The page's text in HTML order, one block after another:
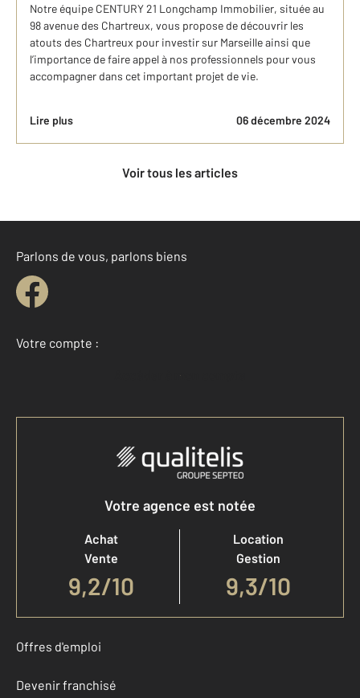
Notre équipe CENTURY 21 Longchamp Immobilier, située au
98 avenue des Chartreux, vous propose de découvrir les
atouts des Chartreux pour investir sur Marseille ainsi que
l’importance de faire appel à nos professionnels pour vous
accompagner dans cet important projet de vie.
Lire plus 06 décembre 2024
Voir tous les articles
Parlons de vous, parlons biens
Votre compte :
Accéder à mon compte
Votre agence est notée
Achat
Vente
9,2/10
Location
Gestion
9,3/10
Offres d'emploi
Devenir franchisé